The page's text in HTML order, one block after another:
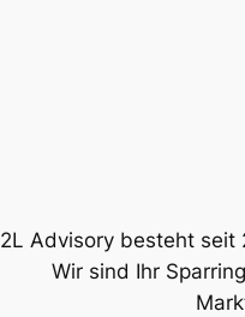
2L Advisory besteht seit
Wir sind Ihr